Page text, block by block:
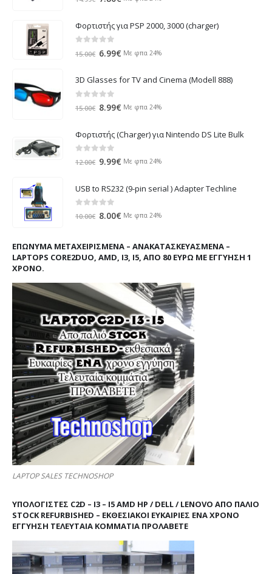
was:
14.99€.
τιμή
Φορτιστής για PSP 2000, 3000 (charger)
out of 5
15.00€ Original
was:
15.00€.
6.99€ Η
τιμή
Με φπα 24%
3D Glasses for TV and Cinema (Modell 888)
out of 5
15.00€ Original
was:
15.00€.
8.99€ Η
τιμή
είναι:
Με φπα 24%
Φορτιστής (Charger) για Nintendo DS Lite Bulk
out of 5
12.00€ Original
was:
12.00€.
9.99€ Η
τιμή
είναι:
Με φπα 24%
USB to RS232 (9-pin serial ) Adapter Techline
out of 5
10.00€ Original
10.00€.
8.00€ Η
είναι:
8.00€.
Με φπα 24%
ΕΠΏΝΥΜΑ ΜΕΤΑΧΕΙΡΙΣΜΈΝΑ – ΑΝΑΚΑΤΑΣΚΕΥΑΣΜΈΝΑ –
LAPTOPS CORE2DUO, AMD, I3, I5, ΑΠΌ 80 ΕΥΡΏ ΜΕ ΕΓΓΎΗΣΗ 1
ΧΡΌΝΟ.
LAPTOP SALES TECHNOSHOP
ΥΠΟΛΟΓΙΣΤΕΣ C2D – I3 – I5 AMD HP / DELL / LENOVO ΑΠΟ ΠΑΛΙΌ
STOCK REFURBISHED – ΕΚΘΕΣΙΑΚΟΊ ΕΥΚΑΙΡΊΕΣ ΈΝΑ ΧΡΌΝΟ
ΕΓΓΎΗΣΗ ΤΕΛΕΥΤΑΊΑ ΚΟΜΜΆΤΙΑ ΠΡΟΛΑΒΕΤΕ